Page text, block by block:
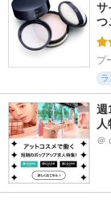
サ
つ
プ
週
人
＠